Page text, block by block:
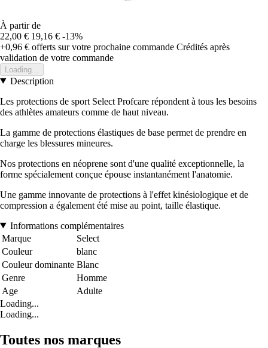
À partir de
22,00 € 19,16 € -13%
+0,96 € offerts sur votre prochaine commande Crédités après
validation de votre commande
Loading...
Description
Les protections de sport Select Profcare répondent à tous les besoins
des athlètes amateurs comme de haut niveau.
La gamme de protections élastiques de base permet de prendre en
charge les blessures mineures.
Nos protections en néoprene sont d'une qualité exceptionnelle, la
forme spécialement conçue épouse instantanément l'anatomie.
Une gamme innovante de protections à l'effet kinésiologique et de
compression a également été mise au point, taille élastique.
Informations complémentaires
Marque
Select
Couleur
blanc
Couleur dominante Blanc
Genre
Homme
Age
Adulte
Loading...
Loading...
Toutes nos marques